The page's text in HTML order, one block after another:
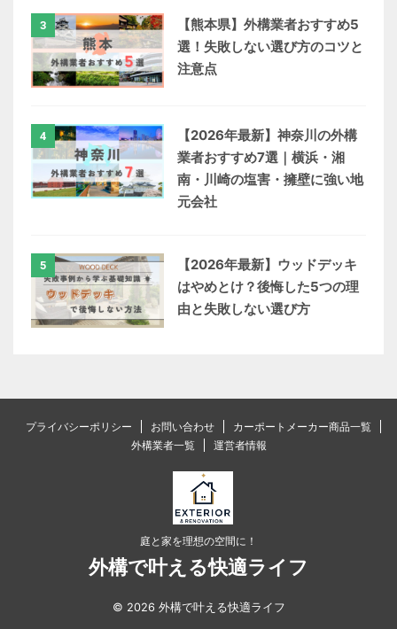
3
【熊本県】外構業者おすすめ5
選！失敗しない選び方のコツと
注意点
4
【2026年最新】神奈川の外構
業者おすすめ7選｜横浜・湘
南・川崎の塩害・擁壁に強い地
元会社
5
【2026年最新】ウッドデッキ
はやめとけ？後悔した5つの理
由と失敗しない選び方
プライバシーポリシー お問い合わせ
カーポートメーカー商品一覧
外構業者一覧
運営者情報
庭と家を理想の空間に！
外構で叶える快適ライフ
© 2026 外構で叶える快適ライフ